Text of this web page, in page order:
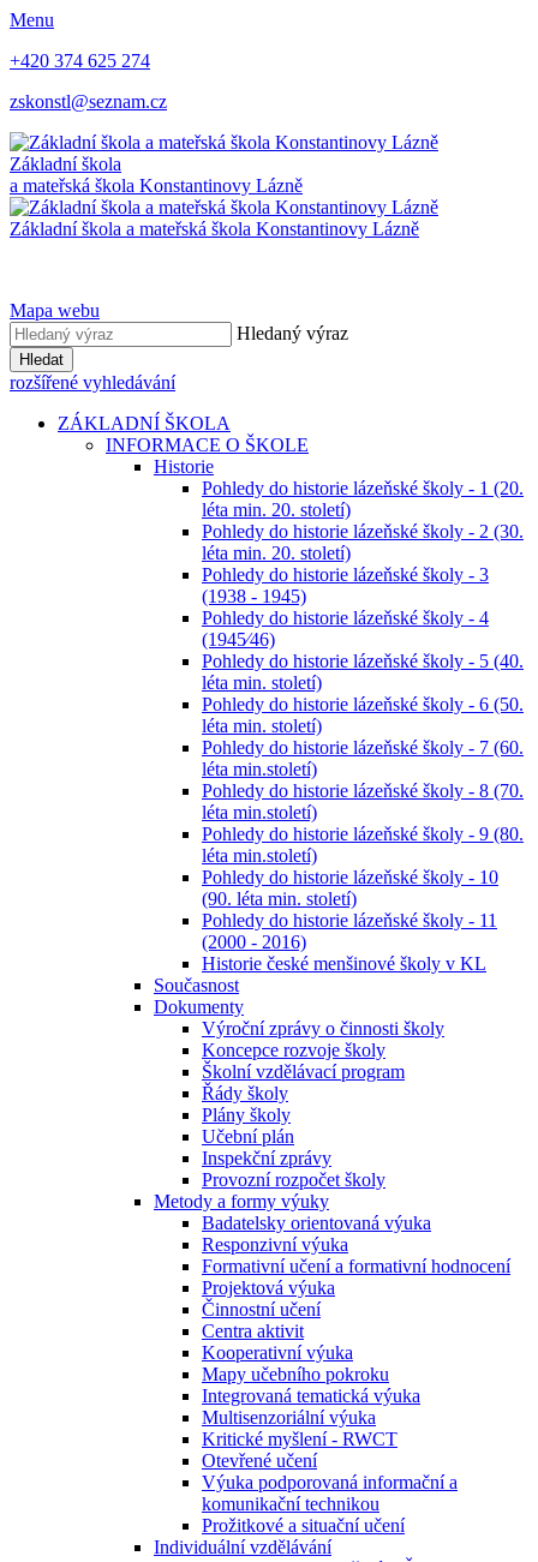
Menu
+420 374 625 274
zskonstl@seznam.cz
Základní škola
a mateřská škola Konstantinovy Lázně
Základní škola a mateřská škola Konstantinovy Lázně
Mapa webu
Hledaný výraz
Hledat
rozšířené vyhledávání
ZÁKLADNÍ ŠKOLA
INFORMACE O ŠKOLE
Historie
Pohledy do historie lázeňské školy - 1 (20.
léta min. 20. století)
Pohledy do historie lázeňské školy - 2 (30.
léta min. 20. století)
Pohledy do historie lázeňské školy - 3
(1938 - 1945)
Pohledy do historie lázeňské školy - 4
(1945⁄46)
Pohledy do historie lázeňské školy - 5 (40.
léta min. století)
Pohledy do historie lázeňské školy - 6 (50.
léta min. století)
Pohledy do historie lázeňské školy - 7 (60.
léta min.století)
Pohledy do historie lázeňské školy - 8 (70.
léta min.století)
Pohledy do historie lázeňské školy - 9 (80.
léta min.století)
Pohledy do historie lázeňské školy - 10
(90. léta min. století)
Pohledy do historie lázeňské školy - 11
(2000 - 2016)
Historie české menšinové školy v KL
Současnost
Dokumenty
Výroční zprávy o činnosti školy
Koncepce rozvoje školy
Školní vzdělávací program
Řády školy
Plány školy
Učební plán
Inspekční zprávy
Provozní rozpočet školy
Metody a formy výuky
Badatelsky orientovaná výuka
Responzivní výuka
Formativní učení a formativní hodnocení
Projektová výuka
Činnostní učení
Centra aktivit
Kooperativní výuka
Mapy učebního pokroku
Integrovaná tematická výuka
Multisenzoriální výuka
Kritické myšlení - RWCT
Otevřené učení
Výuka podporovaná informační a
komunikační technikou
Prožitkové a situační učení
Individuální vzdělávání